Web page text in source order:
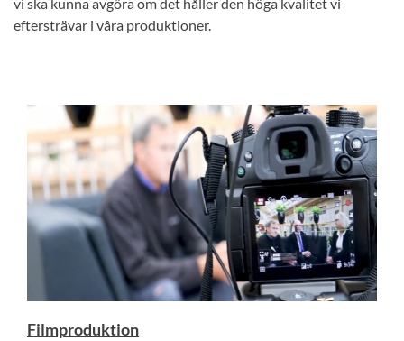
eftersträvar i våra produktioner.
Filmproduktion